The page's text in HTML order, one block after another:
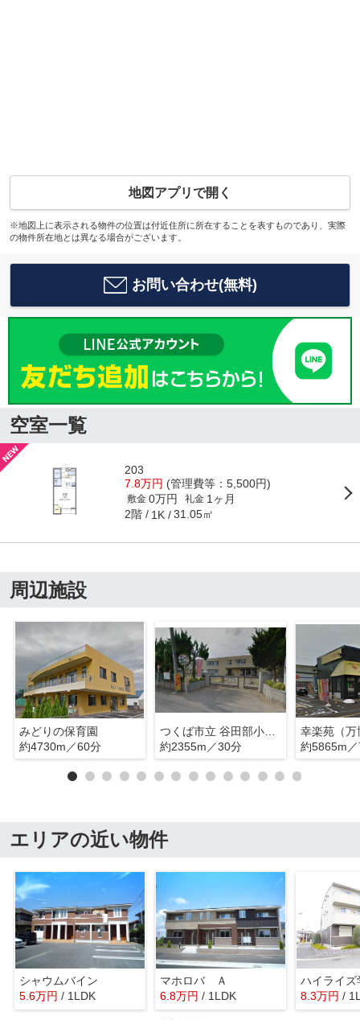
地図アプリで開く
※地図上に表示される物件の位置は付近住所に所在することを表すものであり、実際
の物件所在地とは異なる場合がございます。
お問い合わせ(無料)
空室一覧
203
7.8万円 (管理費等：5,500円)
敷金 0万円 礼金 1ヶ月
2階 1K 31.05㎡
周辺施設
みどりの保育園
約4730m／60分
つくば市立 谷田部小学校
約2355m／30分
約5865m
エリアの近い物件
シャウムバイン
5.6万円 / 1LDK
マホロバ Ａ
6.8万円 / 1LDK
ハイライズ
8.3万円 /